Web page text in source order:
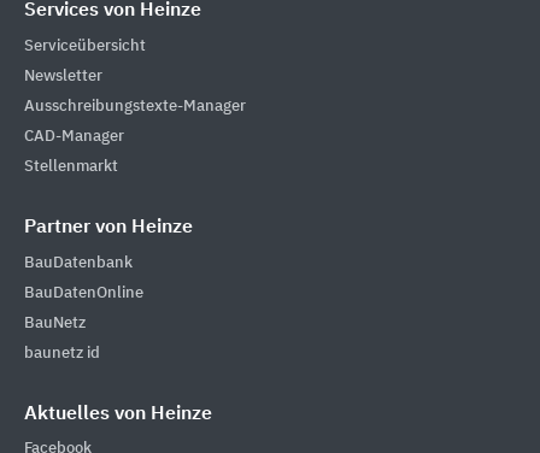
Services von Heinze
Serviceübersicht
Newsletter
Ausschreibungstexte-Manager
CAD-Manager
Stellenmarkt
Partner von Heinze
BauDatenbank
BauDatenOnline
BauNetz
baunetz id
Aktuelles von Heinze
Facebook